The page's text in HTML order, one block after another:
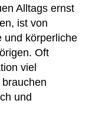
Alltags ernst
ist von
und körperliche
Oft
viel
und